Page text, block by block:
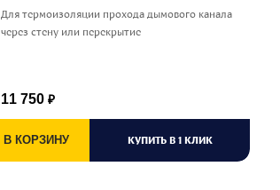
Для термоизоляции прохода дымового канала
через стену или перекрытие
11 750 ₽
В КОРЗИНУ КУПИТЬ В 1 КЛИК